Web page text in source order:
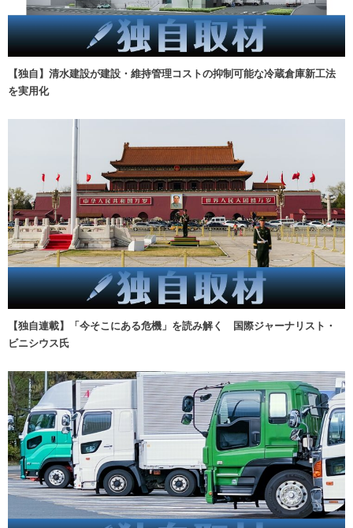
【独自】清水建設が建設・維持管理コストの抑制可能な冷蔵倉庫新工法
を実用化
【独自連載】「今そこにある危機」を読み解く 国際ジャーナリスト・
ビニシウス氏